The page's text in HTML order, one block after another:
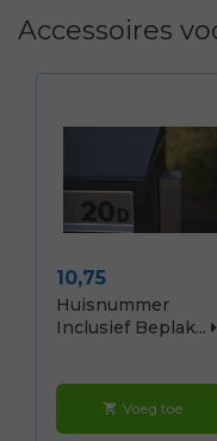
Accessoires
Prijs
10,75
Huisnummer
Inclusief Beplak...
shopping_cart Voeg toe